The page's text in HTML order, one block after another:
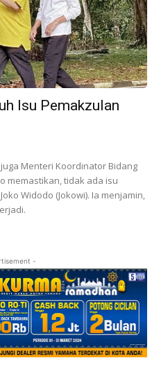
Isu Pemakzulan
Menteri Koordinator Bidang
memastikan, tidak ada isu
Widodo (Jokowi). Ia menjamin,
-